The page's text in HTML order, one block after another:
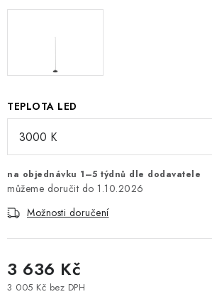
TEPLOTA LED
na objednávku 1–5 týdnů dle dodavatele
1.10.2026
Možnosti doručení
3 636 Kč
3 005 Kč bez DPH